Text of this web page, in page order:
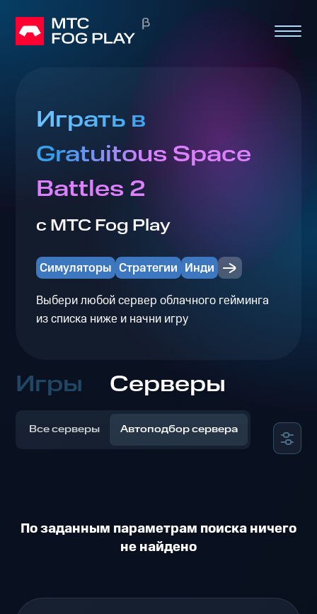
Играть в
Gratuitous Space
Battles 2
с МТС Fog Play
Симуляторы Стратегии Инди
Выбери любой сервер облачного гейминга
из списка ниже и начни игру
Игры Серверы
Все серверы Автоподбор сервера
По заданным параметрам поиска ничего
не найдено